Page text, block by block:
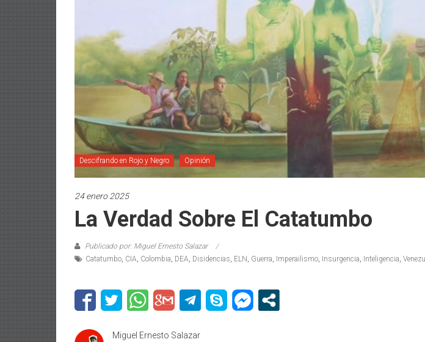
Descifrando en Rojo y Negro Opinión
24 enero 2025
La Verdad Sobre El Catatumbo
Publicado por: Miguel Ernesto Salazar
Catatumbo, CIA, Colombia, DEA, Disidencias, ELN , Guerra, Imperailismo, Insurgencia, Inteligencia,
Miguel Ernesto Salazar